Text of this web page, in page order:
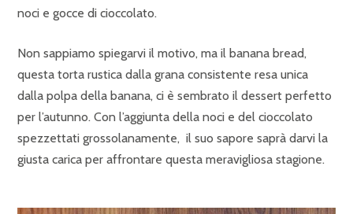
noci e gocce di cioccolato.
Non sappiamo spiegarvi il motivo, ma il banana bread,
questa torta rustica dalla grana consistente resa unica
dalla polpa della banana, ci è sembrato il dessert perfetto
per l’autunno. Con l’aggiunta della noci e del cioccolato
spezzettati grossolanamente, il suo sapore saprà darvi la
giusta carica per affrontare questa meravigliosa stagione.